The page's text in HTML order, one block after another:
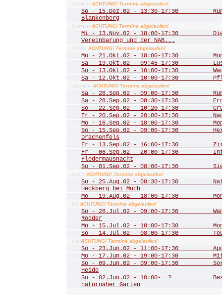
Dezember ACHTUNG! Termine abgelaufen!
So - 15.Dez.02 - 13:30-17:30 Rund
Blankenberg
November ACHTUNG! Termine abgelaufen!
Mi - 13.Nov.02 - 18:00-17:30 Die
Vereinbarung und der NAB...
Oktober ACHTUNG! Termine abgelaufen!
Mo - 21.Okt.02 - 18:00-17:30
Sa - 19.Okt.02 - 09:45-17:30 Lust
So - 13.Okt.02 - 10:00-17:30
Sa - 12.Okt.02 - 10:00-17:30
September ACHTUNG! Termine abgelaufen!
Sa - 28.Sep.02 - 09:00-17:30 Rund
Sa - 28.Sep.02 - 08:30-17:30
So - 22.Sep.02 - 10:20-17:30
Fr - 20.Sep.02 - 20:00-17:30
Mo - 16.Sep.02 - 18:00-17:30
So - 15.Sep.02 - 09:00-17:30
Drachenfels
Fr - 13.Sep.02 - 16:00-17:30
Fr - 06.Sep.02 - 20:00-17:30
Fledermausnacht
So - 01.Sep.02 - 08:00-17:30
August ACHTUNG! Termine abgelaufen!
So - 25.Aug.02 - 08:30-17:30
Heckberg bei Much
Mo - 19.Aug.02 - 18:00-17:30
Juli ACHTUNG! Termine abgelaufen!
So - 28.Jul.02 - 09:00-17:30
Rodder
Mo - 15.Jul.02 - 18:00-17:30
So - 14.Jul.02 - 08:00-17:30 Tour
Juni ACHTUNG! Termine abgelaufen!
So - 23.Jun.02 - 11:00-17:30
Mo - 17.Jun.02 - 19:00-17:30
So - 09.Jun.02 - 09:00-17:30
Heide
So - 02.Jun.02 - 10:00- ?
naturnaher Gärten